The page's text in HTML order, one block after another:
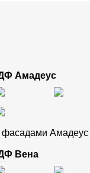
Амадеус
фасадами Амадеус
Вена